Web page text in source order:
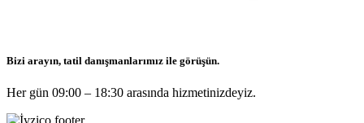
Bizi arayın, tatil danışmanlarımız ile görüşün.
Her gün 09:00 – 18:30 arasında hizmetinizdeyiz.